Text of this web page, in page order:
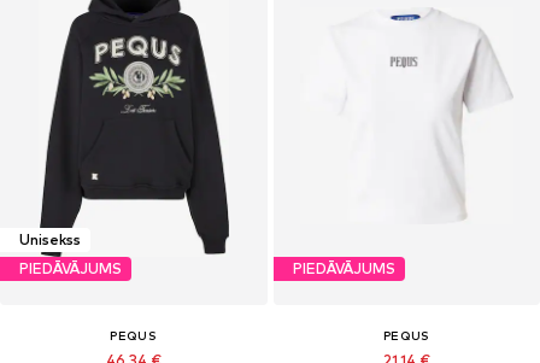
Unisekss
PIEDĀVĀJUMS
PEQUS
PIEDĀVĀJUMS
PEQUS